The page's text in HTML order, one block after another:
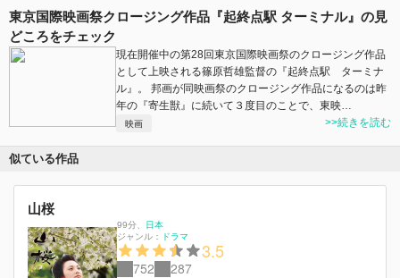
東京国際映画祭クロージング作品『起終点駅 ターミナル』の見
どころをチェック
現在開催中の第28回東京国際映画祭のクロージング作品
として上映される篠原哲雄監督の『起終点駅 ターミナ
ル』。 邦画が同映画祭のクロージング作品になるのは昨
年の『寄生獣』に続いて３度目のことで、東映…
映画 >>続きを読む
似ている作品
山桜
99分
日本
ジャンル：
ドラマ
3.5
752 287